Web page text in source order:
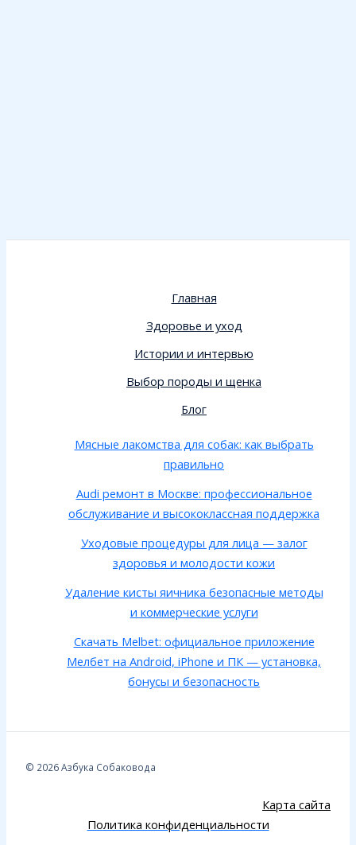
Главная
Здоровье и уход
Истории и интервью
Выбор породы и щенка
Блог
Мясные лакомства для собак: как выбрать
правильно
Audi ремонт в Москве: профессиональное
обслуживание и высококлассная поддержка
Уходовые процедуры для лица — залог
здоровья и молодости кожи
Удаление кисты яичника безопасные методы
и коммерческие услуги
Скачать Melbet: официальное приложение
Мелбет на Android, iPhone и ПК — установка,
бонусы и безопасность
© 2026 Азбука Собаковода
Карта сайта
Политика конфиденциальности